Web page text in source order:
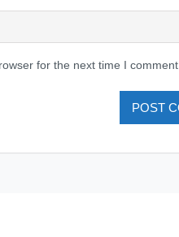
for the next time I comment.